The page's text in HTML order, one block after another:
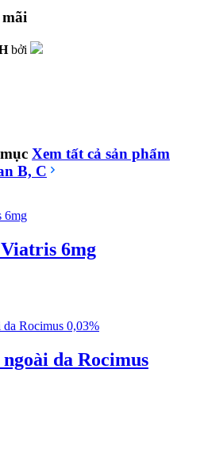
bởi
Xem tất cả sản phẩm
B, C
6mg
da Rocimus